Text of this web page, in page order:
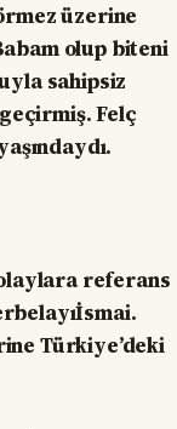
üzerine
olup biteni
sahipsiz
Felç
olaylara referans
Türkiye’deki